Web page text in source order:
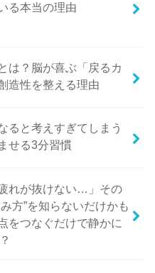
る本当の理由
は？脳が喜ぶ「戻るカ
造性を整える理由
ると考えすぎてしまう
せる3分習慣
れが抜けない…」その
方”を知らないだけかも
をつなぐだけで静かに